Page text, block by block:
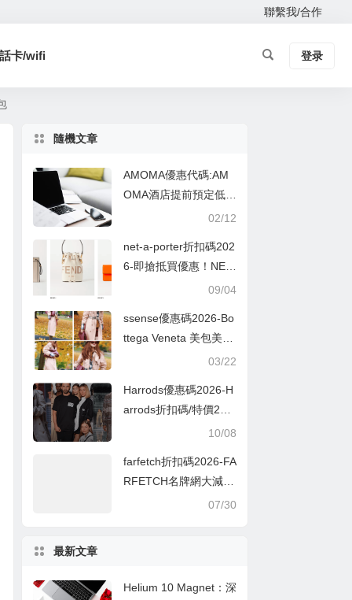
聯繫我/合作
話卡/wifi 登录
隨機文章
AMOMA優惠代碼:AM
OMA酒店提前預定低至
02/12
net-a-porter折扣碼202
6-即搶抵買優惠！NET-
A-PORTER限時退稅價
熱賣單品 低至香港門市
價錢6折！
09/04
ssense優惠碼2026-Bo
ttega Veneta 美包美鞋
熱賣 雲朵包超多配色
03/22
Harrods優惠碼2026-H
arrods折扣碼/特價202
0-名牌新品筍價入手精
手袋鞋款網購低至香港
價錢73折，手袋款平幾
10/08
farfetch折扣碼2026-FA
RFETCH名牌網大減價
07/30
最新文章
Helium 10 Magnet：深